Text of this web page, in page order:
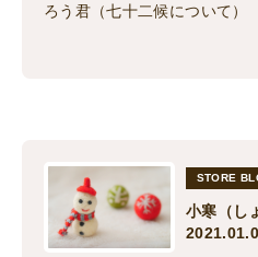
ろう君（七十二候について）
STORE
小寒（し